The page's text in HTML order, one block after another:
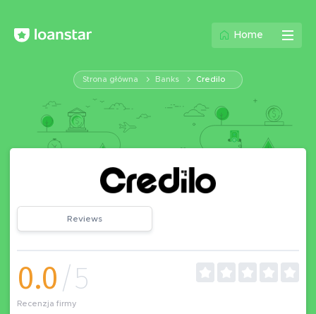
Home
Strona główna Banks Credilo
Reviews
0.0/5
Recenzja firmy